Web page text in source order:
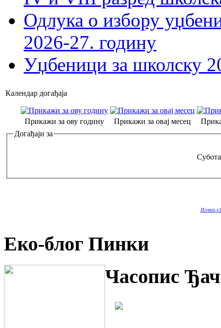
Одлука о избору
2026-27. годину
Уџбеници за школску
Календар догађаја
Прикажи за ову годину Прикажи за овај месец
Догађаји за
JEvents
Еко-блог Пинки
Часопис